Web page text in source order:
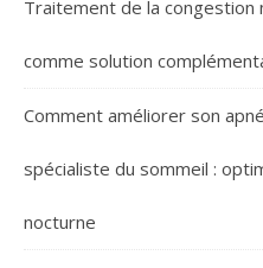
Traitement de la congestion
comme solution
Comment améliorer son
spécialiste du sommeil :
nocturne